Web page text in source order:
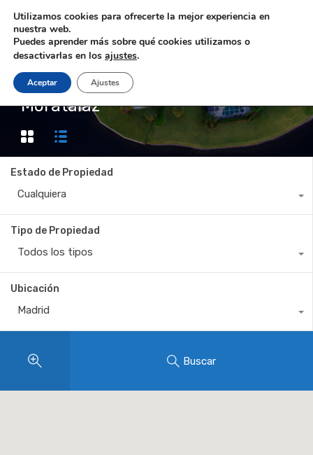
Property City
Moratalaz
Estado de Propiedad
Cualquiera
Tipo de Propiedad
Todos los tipos
Ubicación
Madrid
Buscar
Utilizamos cookies para ofrecerte la mejor experiencia en
nuestra web.
Puedes aprender más sobre qué cookies utilizamos o
desactivarlas en los ajustes.
Aceptar Ajustes